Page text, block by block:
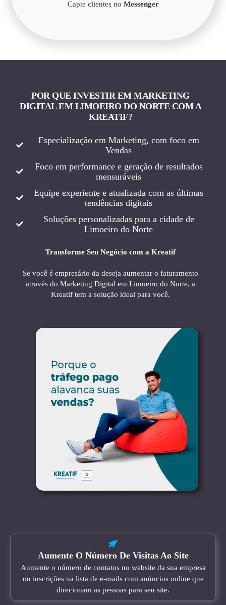
Capte clientes no Messenger
POR QUE INVESTIR EM MARKETING
DIGITAL EM LIMOEIRO DO NORTE COM A
KREATIF?
Especialização em Marketing, com foco em
Vendas
Foco em performance e geração de resultados
mensuráveis
Equipe experiente e atualizada com as últimas
tendências digitais
Soluções personalizadas para a cidade de
Limoeiro do Norte
Transforme Seu Negócio com a Kreatif
Se você é empresário da deseja aumentar o faturamento
através do Marketing Digital em Limoeiro do Norte, a
Kreatif tem a solução ideal para você.
Aumente O Número De Visitas Ao Site
Aumente o número de contatos no website da sua empresa
ou inscrições na lista de e-mails com anúncios online que
direcionam as pessoas para seu site.